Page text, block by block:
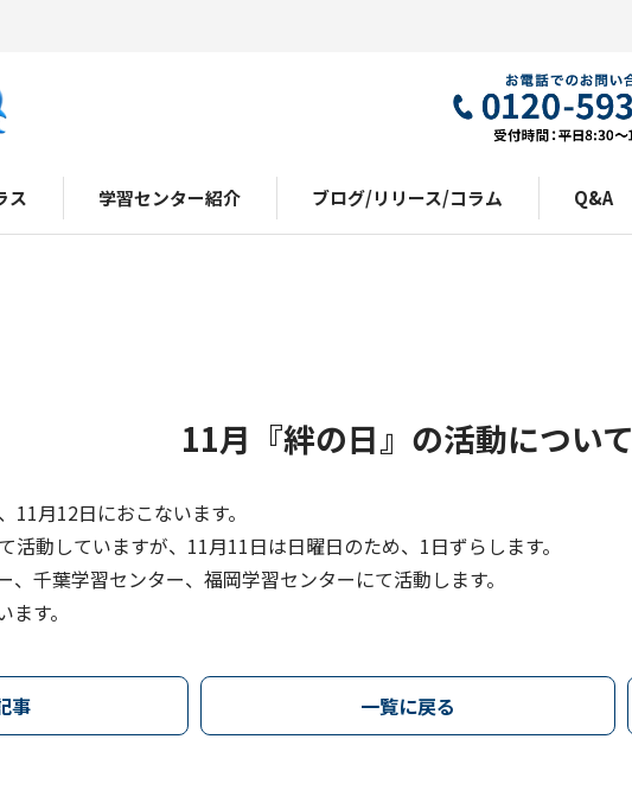
ス 学習センター紹介 ブログ/リリース/コラム Q&A
11月『絆の日』の活動について
月12日におこないます。
活動していますが、11月11日は日曜日のため、1日ずらします。
千葉学習センター、福岡学習センターにて活動します。
す。
事 一覧に戻る